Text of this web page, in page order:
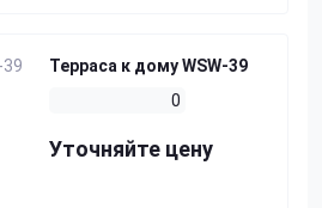
Терраса к дому WSW-39
0
Уточняйте цену